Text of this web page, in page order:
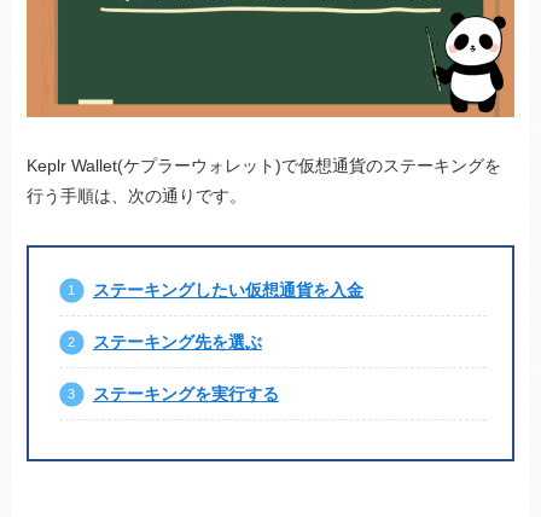
Keplr Wallet(ケプラーウォレット)で仮想通貨のステーキングを
行う手順は、次の通りです。
ステーキングしたい仮想通貨を入金
ステーキング先を選ぶ
ステーキングを実行する